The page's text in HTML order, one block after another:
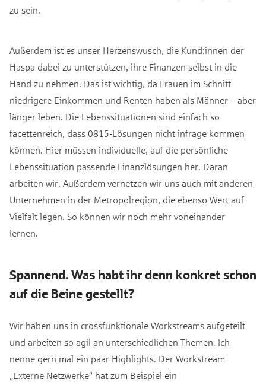
zu sein.
Außerdem ist es unser Herzenswusch, die Kund:innen der
Haspa dabei zu unterstützen, ihre Finanzen selbst in die
Hand zu nehmen. Das ist wichtig, da Frauen im Schnitt
niedrigere Einkommen und Renten haben als Männer – aber
länger leben. Die Lebenssituationen sind einfach so
facettenreich, dass 0815-Lösungen nicht infrage kommen
können. Hier müssen individuelle, auf die persönliche
Lebenssituation passende Finanzlösungen her. Daran
arbeiten wir. Außerdem vernetzen wir uns auch mit anderen
Unternehmen in der Metropolregion, die ebenso Wert auf
Vielfalt legen. So können wir noch mehr voneinander
lernen.
Spannend. Was habt ihr denn konkret schon
auf die Beine gestellt?
Wir haben uns in crossfunktionale Workstreams aufgeteilt
und arbeiten so agil an unterschiedlichen Themen. Ich
nenne gern mal ein paar Highlights. Der Workstream
„Externe Netzwerke“ hat zum Beispiel ein